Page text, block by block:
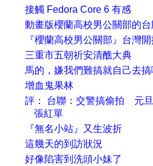
接觸 Fedora Core 6 有感
動畫版櫻蘭高校男公關部的
『櫻蘭高校男公關部』台灣
三重市五朝祈安清醮大典
馬的，嫌我們難搞就自己去搞
增血鬼果林
評： 台聯：交警搞偷拍 元
張紅單
『無名小站』又生波折
這幾天的到訪狀況
好像陷害到洗頭小妹了